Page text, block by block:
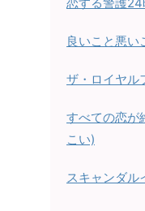
良いこと悪い
ザ・ロイヤル
すべての恋が
こい)
スキャンダル